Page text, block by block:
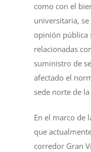
como con el
universitaria,
opinión pública
relacionadas
suministro de
afectado el
sede norte de
En el marco de
que
corredor Gran